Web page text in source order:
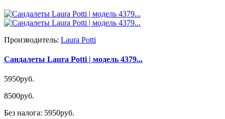
Производитель: Laura Potti
Сандалеты Laura Potti | модель 4379...
5950руб.
8500руб.
Без налога: 5950руб.